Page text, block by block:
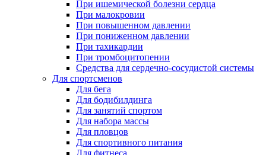
При ишемической болезни сердца
При малокровии
При повышенном давлении
При пониженном давлении
При тахикардии
При тромбоцитопении
Средства для сердечно-сосудистой системы
Для спортсменов
Для бега
Для бодибилдинга
Для занятий спортом
Для набора массы
Для пловцов
Для спортивного питания
Для фитнеса